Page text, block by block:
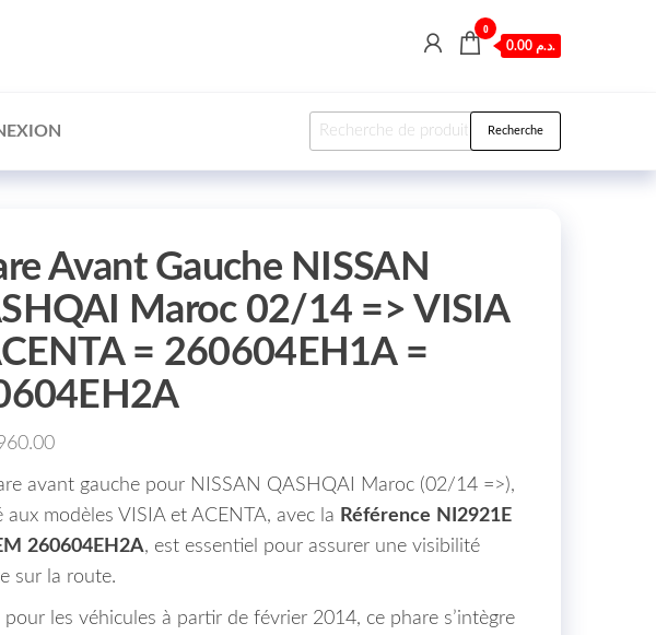
0
0.00 د.م.
Recherche pour : Recherche
Avant Gauche NISSAN
Maroc 02/14 => VISIA
= 260604EH1A =
avant gauche pour NISSAN QASHQAI Maroc (02/14 =>),
aux modèles VISIA et ACENTA, avec la Référence NI2921E
260604EH2A, est essentiel pour assurer une visibilité
sur la route.
pour les véhicules à partir de février 2014, ce phare s’intègre